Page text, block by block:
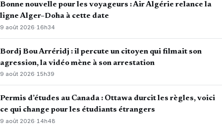
Bonne nouvelle pour les voyageurs : Air Algérie relance la
ligne Alger–Doha à cette date
9 août 2026·16h34
Bordj Bou Arréridj : il percute un citoyen qui filmait son
agression, la vidéo mène à son arrestation
9 août 2026·15h39
Permis d’études au Canada : Ottawa durcit les règles, voici
ce qui change pour les étudiants étrangers
9 août 2026·14h48